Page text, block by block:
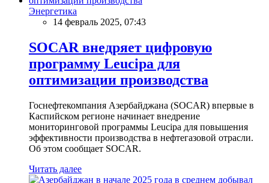
Энергетика
14 февраль 2025, 07:43
SOCAR внедряет цифровую
программу Leucipa для
оптимизации производства
Госнефтекомпания Азербайджана (SOCAR) впервые в
Каспийском регионе начинает внедрение
мониторинговой программы Leucipa для повышения
эффективности производства в нефтегазовой отрасли.
Об этом сообщает SOCAR.
Читать далее